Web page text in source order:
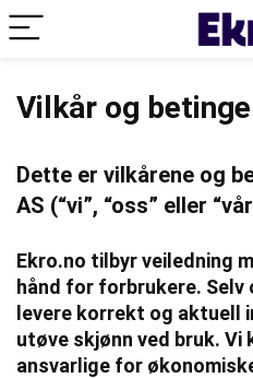
Vilkår og
Dette er vilkårene og
AS (“vi”, “oss” eller
Ekro.no tilbyr veiledning
hånd for forbrukere.
levere korrekt og aktuell
utøve skjønn ved bruk. Vi
ansvarlige for